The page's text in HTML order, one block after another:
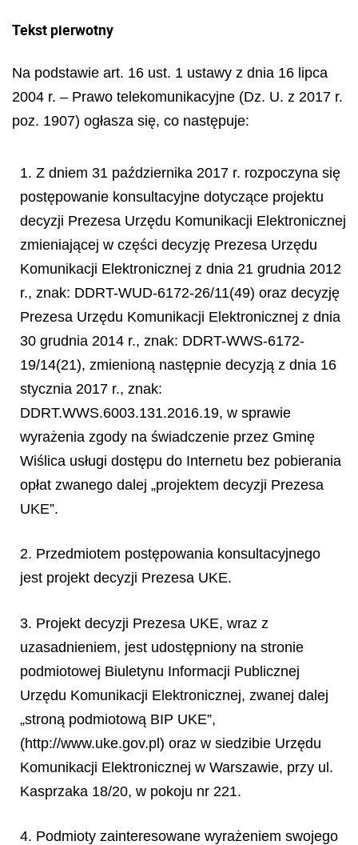
Tekst pierwotny
Na podstawie art. 16 ust. 1 ustawy z dnia 16 lipca
2004 r. – Prawo telekomunikacyjne (Dz. U. z 2017 r.
poz. 1907) ogłasza się, co następuje:
1. Z dniem 31 października 2017 r. rozpoczyna się
postępowanie konsultacyjne dotyczące projektu
decyzji Prezesa Urzędu Komunikacji Elektronicznej
zmieniającej w części decyzję Prezesa Urzędu
Komunikacji Elektronicznej z dnia 21 grudnia 2012
r., znak: DDRT-WUD-6172-26/11(49) oraz decyzję
Prezesa Urzędu Komunikacji Elektronicznej z dnia
30 grudnia 2014 r., znak: DDRT-WWS-6172-
19/14(21), zmienioną następnie decyzją z dnia 16
stycznia 2017 r., znak:
DDRT.WWS.6003.131.2016.19, w sprawie
wyrażenia zgody na świadczenie przez Gminę
Wiślica usługi dostępu do Internetu bez pobierania
opłat zwanego dalej „projektem decyzji Prezesa
UKE”.
2. Przedmiotem postępowania konsultacyjnego
jest projekt decyzji Prezesa UKE.
3. Projekt decyzji Prezesa UKE, wraz z
uzasadnieniem, jest udostępniony na stronie
podmiotowej Biuletynu Informacji Publicznej
Urzędu Komunikacji Elektronicznej, zwanej dalej
„stroną podmiotową BIP UKE”,
(http://www.uke.gov.pl) oraz w siedzibie Urzędu
Komunikacji Elektronicznej w Warszawie, przy ul.
Kasprzaka 18/20, w pokoju nr 221.
4. Podmioty zainteresowane wyrażeniem swojego